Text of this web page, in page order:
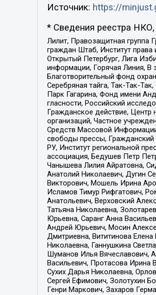
Источник: https://
* Сведения реестра
Лилит, Правозащитная группа
граждан Штаб, Институт
Открытый Петербург, Лига
информации, Горячая Линия, В
Благотворительный фонд
Серебряная тайга, Так-Так-
Парк Гагарина, Фонд имени
гласности, Российский
Гражданское действие,
организаций, Частное
Средств Массовой
свободы прессы, Гражданский
РУ, Институт региональной
ассоциация, Бедушев Петр
Чанышева Лилия Айратовна,
Анатолий Николаевич, Дугин
Викторович, Мошель Ирина
Исламов Тимур Рифгатович,
Анатольевич, Верховский
Татьяна Николаевна,
Юрьевна, Саранг Анна
Андрей Юрьевич, Мосин
Дмитриевна, Вититинова
Николаевна, Ганнушкина
Шуманов Илья Вячеславович,
Васильевич, Протасова Ирина
Сухих Дарья Николаевна,
Сергей Ефимович, Золотухин
Генри Маркович, Захаров